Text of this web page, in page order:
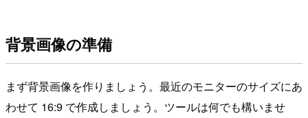
背景画像の準備
まず背景画像を作りましょう。最近のモニターのサイズにあ
わせて 16:9 で作成しましょう。ツールは何でも構いませ